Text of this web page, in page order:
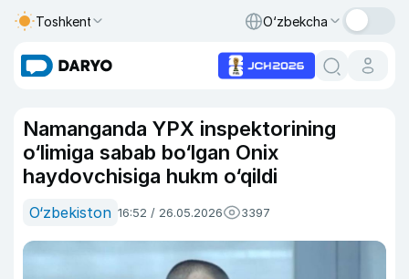
Toshkent O‘zbekcha
Namanganda YPX inspektorining
o‘limiga sabab bo‘lgan Onix
haydovchisiga hukm o‘qildi
O‘zbekiston 16:52 / 26.05.2026 3397